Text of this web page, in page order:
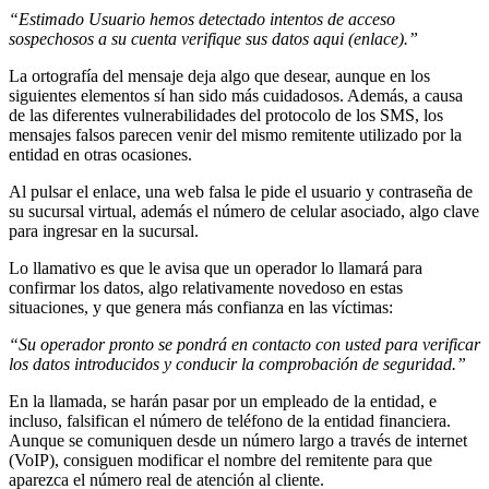
“Estimado Usuario hemos detectado intentos de acceso
sospechosos a su cuenta verifique sus datos aqui (enlace).”
La ortografía del mensaje deja algo que desear, aunque en los
siguientes elementos sí han sido más cuidadosos. Además, a causa
de las diferentes vulnerabilidades del protocolo de los SMS, los
mensajes falsos parecen venir del mismo remitente utilizado por la
entidad en otras ocasiones.
Al pulsar el enlace, una web falsa le pide el usuario y contraseña de
su sucursal virtual, además el número de celular asociado, algo clave
para ingresar en la sucursal.
Lo llamativo es que le avisa que un operador lo llamará para
confirmar los datos, algo relativamente novedoso en estas
situaciones, y que genera más confianza en las víctimas:
“Su operador pronto se pondrá en contacto con usted para verificar
los datos introducidos y conducir la comprobación de seguridad.”
En la llamada, se harán pasar por un empleado de la entidad, e
incluso, falsifican el número de teléfono de la entidad financiera.
Aunque se comuniquen desde un número largo a través de internet
(VoIP), consiguen modificar el nombre del remitente para que
aparezca el número real de atención al cliente.